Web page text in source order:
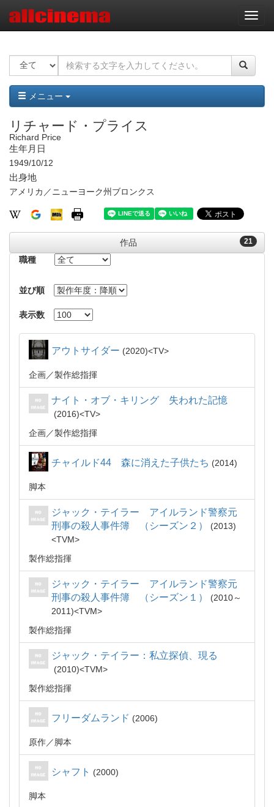
ナ
ビ
ー
ョ
ン
メニュー
リチャード・プライス
Richard Price
生年月日
1949/10/12
出身地
アメリカ／ニューヨーク州ブロンクス
21
作品
職種
並び順
表示数
アウトサイダー 2020 TV
企画 製作総指揮
ナイト・オブ・キリング 失われた記憶
2016
TV
企画
製作総指揮
チャイルド44 森に消えた子供たち 2014
脚本
ジャック・テイラー アイルランド警察元
刑事の殺人事件簿 （シーズン２）
2013
TVM
製作総指揮
ジャック・テイラー アイルランド警察元
刑事の殺人事件簿 （シーズン１）
2010～
2011
TVM
製作総指揮
ジャック・テイラー：私立探偵、現る
2010
TVM
製作総指揮
フリーダムランド 2006
原作 脚本
シャフト 2000
脚本